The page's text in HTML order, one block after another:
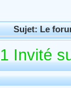
Sujet: Le
Invité